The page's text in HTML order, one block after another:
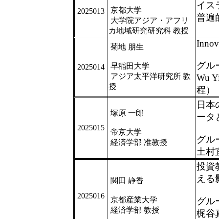
2025013
京都大学
大学院アジア・アフリ
カ地域研究研究科 教授
イス
普遍
2025014
菊地 朋生
早稲田大学
アジア太平洋研究所 教
授
グル
Wu
程）
2025015
塚原 一郎
帝京大学
経済学部 准教授
日本
ータ
グル
土村
2025016
関田 静香
京都産業大学
経済学部 教授
投資
える
グル
梶谷